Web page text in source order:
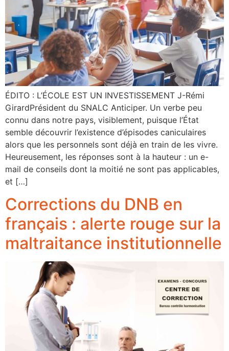
ÉDITO : L’ÉCOLE EST UN INVESTISSEMENT J-Rémi
GirardPrésident du SNALC Anticiper. Un verbe peu
connu dans notre pays, visiblement, puisque l’État
semble découvrir l’existence d’épisodes caniculaires
alors que les personnels sont déjà en train de les vivre.
Heureusement, les réponses sont à la hauteur : un e-
mail de conseils dont la moitié ne sont pas applicables,
et […]
Corrections du DNB en
français : alerte rouge sur la
maltraitance institutionnelle